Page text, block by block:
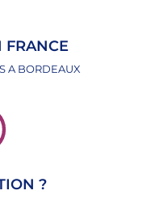
FRANCE
A BORDEAUX
?